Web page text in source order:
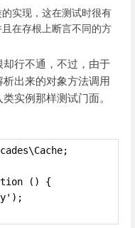
实现，这在测试时很有
在存根上断言不同的方
行不通，不过，由于
出来的对象方法调用
实例那样测试门面。
() {